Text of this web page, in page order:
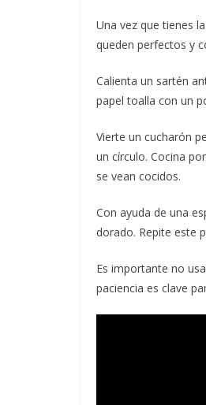
Una vez que tienes
queden perfectos y
Calienta un sartén
papel toalla con un
Vierte un cucharón
un círculo. Cocina
se vean cocidos.
Con ayuda de una
dorado. Repite este
Es importante no
paciencia es clave